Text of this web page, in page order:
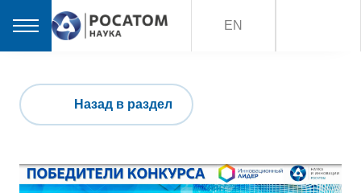
EN
Назад в раздел